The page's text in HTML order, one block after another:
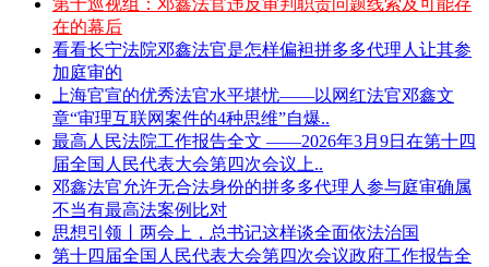
第十巡视组：邓鑫法官违反审判职责问题线索及可能存
在的幕后
看看长宁法院邓鑫法官是怎样偏袒拼多多代理人让其参
加庭审的
上海官宣的优秀法官水平堪忧——以网红法官邓鑫文
章“审理互联网案件的4种思维”自爆..
最高人民法院工作报告全文 ——2026年3月9日在第十四
届全国人民代表大会第四次会议上..
邓鑫法官允许无合法身份的拼多多代理人参与庭审确属
不当有最高法案例比对
思想引领丨两会上，总书记这样谈全面依法治国
第十四届全国人民代表大会第四次会议政府工作报告全